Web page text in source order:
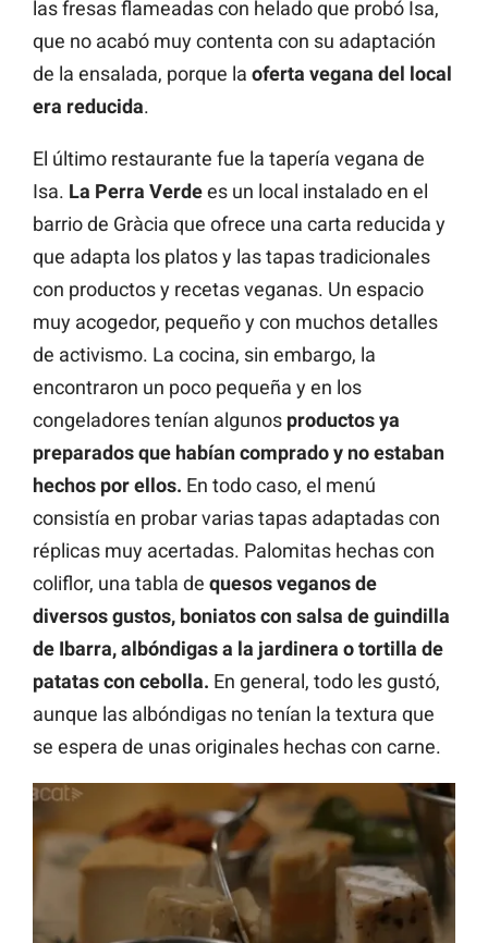
las fresas flameadas con helado que probó Isa,
que no acabó muy contenta con su adaptación
de la ensalada, porque la oferta vegana del local
era reducida.
El último restaurante fue la tapería vegana de
Isa. La Perra Verdees un local instalado en el
barrio de Gràcia que ofrece una carta reducida y
que adapta los platos y las tapas tradicionales
con productos y recetas veganas. Un espacio
muy acogedor, pequeño y con muchos detalles
de activismo. La cocina, sin embargo, la
encontraron un poco pequeña y en los
congeladores tenían algunos productos ya
preparados que habían comprado y no estaban
hechos por ellos. En todo caso, el menú
consistía en probar varias tapas adaptadas con
réplicas muy acertadas. Palomitas hechas con
coliflor, una tabla de quesos veganos de
diversos gustos, boniatos con salsa de guindilla
de Ibarra, albóndigas a la jardinera o tortilla de
patatas con cebolla. En general, todo les gustó,
aunque las albóndigas no tenían la textura que
se espera de unas originales hechas con carne.